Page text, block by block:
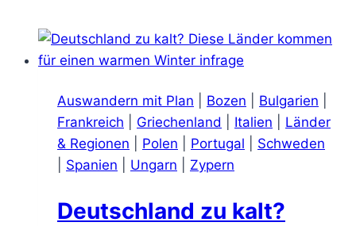
Auswandern mit Plan Bozen Bulgarien
Frankreich
Griechenland Italien
Länder
& Regionen
Polen Portugal
Schweden
Spanien Ungarn Zypern
Deutschland zu kalt?